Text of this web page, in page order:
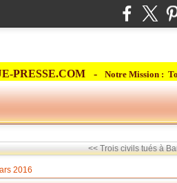
PRESSE.COM - Notre Mission :
<< Trois civils tués à
2016